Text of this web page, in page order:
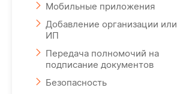
Мобильные приложения
Добавление организации или
ИП
Передача полномочий на
подписание документов
Безопасность